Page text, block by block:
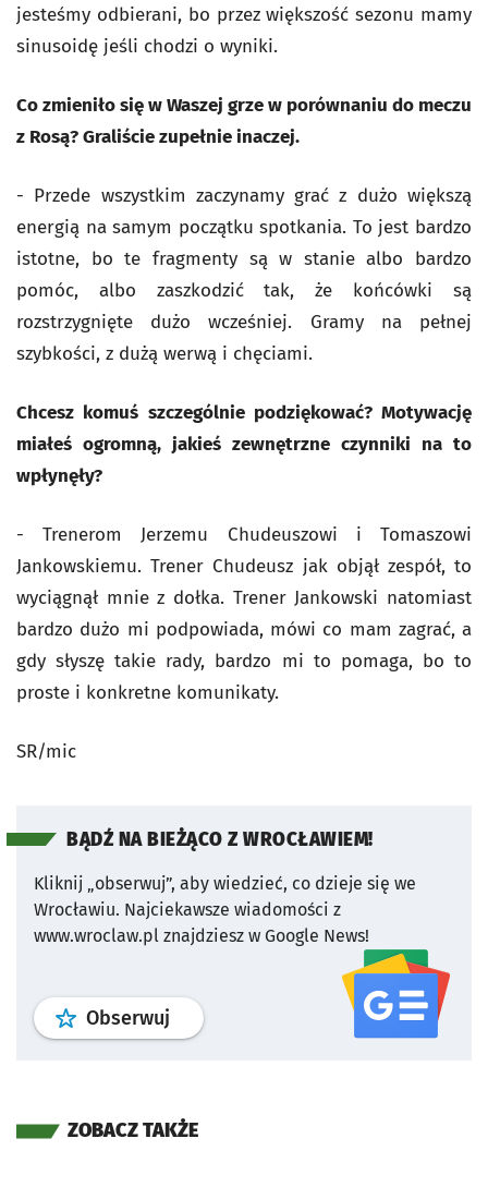
jesteśmy odbierani, bo przez większość sezonu mamy
sinusoidę jeśli chodzi o wyniki.
Co zmieniło się w Waszej grze w porównaniu do meczu
z Rosą? Graliście zupełnie inaczej.
- Przede wszystkim zaczynamy grać z dużo większą
energią na samym początku spotkania. To jest bardzo
istotne, bo te fragmenty są w stanie albo bardzo
pomóc, albo zaszkodzić tak, że końcówki są
rozstrzygnięte dużo wcześniej. Gramy na pełnej
szybkości, z dużą werwą i chęciami.
Chcesz komuś szczególnie podziękować? Motywację
miałeś ogromną, jakieś zewnętrzne czynniki na to
wpłynęły?
- Trenerom Jerzemu Chudeuszowi i Tomaszowi
Jankowskiemu. Trener Chudeusz jak objął zespół, to
wyciągnął mnie z dołka. Trener Jankowski natomiast
bardzo dużo mi podpowiada, mówi co mam zagrać, a
gdy słyszę takie rady, bardzo mi to pomaga, bo to
proste i konkretne komunikaty.
SR/mic
BĄDŹ NA BIEŻĄCO Z WROCŁAWIEM!
Kliknij „obserwuj”, aby wiedzieć, co dzieje się we
Wrocławiu. Najciekawsze wiadomości z
www.wroclaw.pl znajdziesz w Google News!
Obserwuj profil serwisu
ZOBACZ TAKŻE